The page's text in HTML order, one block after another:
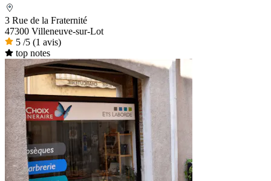
3 Rue de la Fraternité
47300 Villeneuve-sur-Lot
5 /5 (1 avis)
top notes